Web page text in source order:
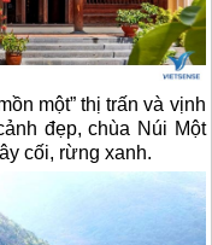
một” thị trấn và vịnh
đẹp, chùa Núi Một
cối, rừng xanh.